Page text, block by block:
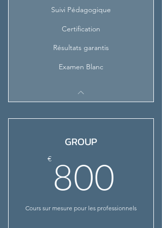
Suivi Pédagogique
Certification
Résultats garantis
Examen Blanc
GROUP
€ 800
Cours sur mesure pour les professionnels